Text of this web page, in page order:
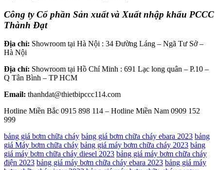
Công ty Cổ phần Sản xuất và Xuất nhập khẩu PCCC
Thành Đạt
Địa chỉ: Showroom tại Hà Nội : 34 Đường Láng – Ngã Tư Sở –
Hà Nội
Địa chỉ: Showroom tại Hồ Chí Minh : 691 Lạc long quân – P.10 –
Q Tân Bình – TP HCM
Email: thanhdat@thietbipccc114.com
Hotline Miền Bắc 0915 898 114 – Hotline Miền Nam 0909 152
999
bảng giá bơm chữa cháy bảng giá bơm chữa cháy ebara 2023 bảng
giá Máy bơm chữa cháy bảng giá máy bơm chữa cháy 2023 bảng
giá máy bơm chữa cháy diesel 2023 bảng giá máy bơm chữa cháy
điện 2023 bảng giá máy bơm chữa cháy ebara 2023 bảng giá máy